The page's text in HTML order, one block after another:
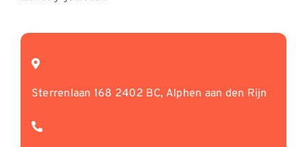
Sterrenlaan 168 2402 BC, Alphen aan den Rijn